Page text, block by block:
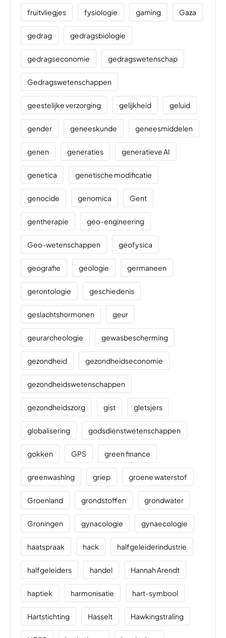
fruitvliegjes fysiologie gaming Gaza
gedrag gedragsbiologie
gedragseconomie gedragswetenschap
Gedragswetenschappen
geestelijke verzorging gelijkheid geluid
gender geneeskunde geneesmiddelen
genen generaties generatieve AI
genetica genetische modificatie
genocide genomica Gent
gentherapie geo-engineering
Geo-wetenschappen geofysica
geografie geologie germaneen
gerontologie geschiedenis
geslachtshormonen geur
geurarcheologie gewasbescherming
gezondheid gezondheidseconomie
gezondheidswetenschappen
gezondheidszorg gist gletsjers
globalisering godsdienstwetenschappen
gokken GPS green finance
greenwashing griep groene waterstof
Groenland grondstoffen grondwater
Groningen gynacologie gynaecologie
haatspraak hack halfgeleiderindustrie
halfgeleiders handel Hannah Arendt
haptiek harmonisatie hart-symbool
Hartstichting Hasselt Hawkingstraling